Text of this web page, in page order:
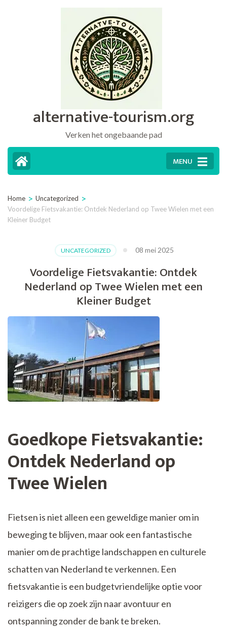
alternative-tourism.org
Verken het ongebaande pad
MENU
Home > Uncategorized >
Voordelige Fietsvakantie: Ontdek Nederland op Twee Wielen met een
Kleiner Budget
UNCATEGORIZED 08 mei 2025
Voordelige Fietsvakantie: Ontdek
Nederland op Twee Wielen met een
Kleiner Budget
Goedkope Fietsvakantie:
Ontdek Nederland op
Twee Wielen
Fietsen is niet alleen een geweldige manier om in
beweging te blijven, maar ook een fantastische
manier om de prachtige landschappen en culturele
schatten van Nederland te verkennen. Een
fietsvakantie is een budgetvriendelijke optie voor
reizigers die op zoek zijn naar avontuur en
ontspanning zonder de bank te breken.